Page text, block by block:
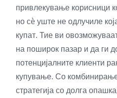
привлекување корисници
но сè уште не одлучиле
купат. Тие ви
на поширок пазар и да ги
потенцијалните клиенти
купување. Со
стратегија со долга